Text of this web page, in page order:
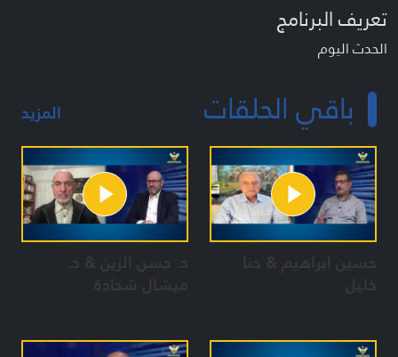
تعريف البرنامج
الحدث اليوم
باقي الحلقات المزيد
حسين ابراهيم & حنا
خليل
د. حسن الزين & د.
ميشال شحادة